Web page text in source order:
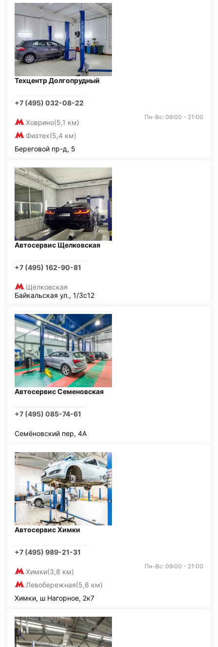
Техцентр Долгопрудный
+7 (495) 032-08-22
Ховрино(5,1 км)
Физтех(5,4 км)
Пн-Вс: 09:00 - 21:00
Береговой пр-д, 5
Автосервис Щелковская
+7 (495) 162-90-81
Щелковская
Байкальская ул., 1/3с12
Автосервис Семеновская
+7 (495) 085-74-61
Семёновский пер, 4А
Автосервис Химки
+7 (495) 989-21-31
Химки(3,8 км)
Левобережная(5,6 км)
Пн-Вс: 09:00 - 21:00
Химки, ш Нагорное, 2к7